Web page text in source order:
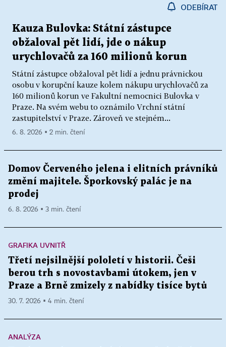
ODEBÍRAT
Kauza Bulovka: Státní zástupce
obžaloval pět lidí, jde o nákup
urychlovačů za 160 milionů korun
Státní zástupce obžaloval pět lidí a jednu právnickou
osobu v korupční kauze kolem nákupu urychlovačů za
160 milionů korun ve Fakultní nemocnici Bulovka v
Praze. Na svém webu to oznámilo Vrchní státní
zastupitelství v Praze. Zároveň ve stejném...
6. 8. 2026 ▪ 2 min. čtení
Domov Červeného jelena i elitních právníků
změní majitele. Šporkovský palác je na
prodej
6. 8. 2026 ▪ 3 min. čtení
GRAFIKA UVNITŘ
Třetí nejsilnější pololetí v historii. Češi
berou trh s novostavbami útokem, jen v
Praze a Brně zmizely z nabídky tisíce bytů
30. 7. 2026 ▪ 4 min. čtení
ANALÝZA